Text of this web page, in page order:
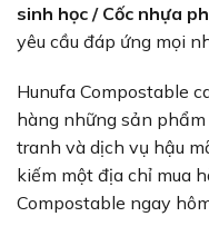
sinh học / Cốc nhựa
yêu cầu đáp ứng mọi
Hunufa Compostable
hàng những sản
tranh và dịch vụ hậu
kiếm một địa chỉ mua
Compostable ngay